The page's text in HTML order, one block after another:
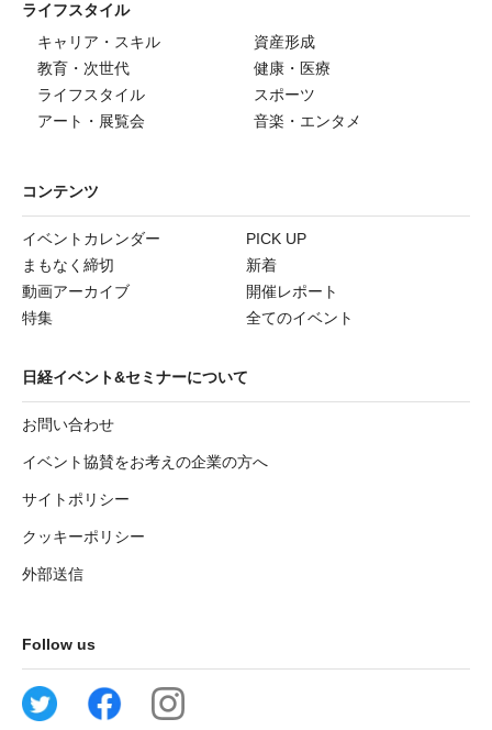
ライフスタイル
キャリア・スキル
資産形成
教育・次世代
健康・医療
ライフスタイル
スポーツ
アート・展覧会
音楽・エンタメ
コンテンツ
イベントカレンダー
PICK UP
まもなく締切
新着
動画アーカイブ
開催レポート
特集
全てのイベント
日経イベント&セミナーについて
お問い合わせ
イベント協賛をお考えの企業の方へ
サイトポリシー
クッキーポリシー
外部送信
Follow us